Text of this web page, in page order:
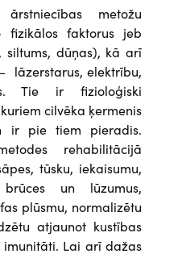
metožu
fizikālos faktorus jeb
siltums, dūņas), kā arī
lāzerstarus, elektrību,
Tie ir fizioloģiski
cilvēka ķermenis
ir pie tiem pieradis.
rehabilitācijā
tūsku, iekaisumu,
un lūzumus,
plūsmu, normalizētu
atjaunot kustības
Lai arī dažas